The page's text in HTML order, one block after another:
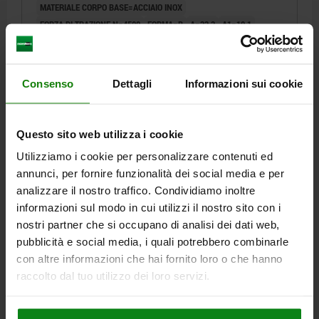
Consenso Dettagli Informazioni sui cookie
Questo sito web utilizza i cookie
Utilizziamo i cookie per personalizzare contenuti ed
annunci, per fornire funzionalità dei social media e per
analizzare il nostro traffico. Condividiamo inoltre
informazioni sul modo in cui utilizzi il nostro sito con i
nostri partner che si occupano di analisi dei dati web,
pubblicità e social media, i quali potrebbero combinarle
con altre informazioni che hai fornito loro o che hanno
raccolto dal tuo utilizzo dei loro servizi.
RESISTENTE AGLI OLII
MATERIALE CORPO BASE=ACCIAIO INOX
FORZA DI TRAZIONE N=4500 FORMA=B A=33,3 A1=19,1
B3=17
CORSA DI SERRAGGIO L2=50
73,68 €
+ IVA
più le spese di spedizione
DETTAGLI
05830-02